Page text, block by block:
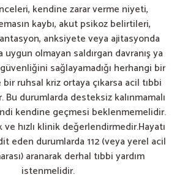
kendine zarar verme niyeti,
kaybı, akut psikoz belirtileri,
anksiyete veya ajitasyonda
uygun olmayan saldırgan davranış ya
sağlayamadığı herhangi bir
ruhsal kriz ortaya çıkarsa acil tıbbi
Bu durumlarda desteksiz kalınmamalı
kendine geçmesi beklenmemelidir.
hızlı klinik değerlendirmedir.Hayatı
eden durumlarda 112 (veya yerel acil
aranarak derhal tıbbi yardım
istenmelidir.